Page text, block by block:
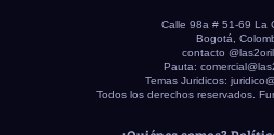
Calle 98a # 51-69 La
Bogotá,
contacto
Pauta:
Temas Juridicos:
Todos los derechos reservados.